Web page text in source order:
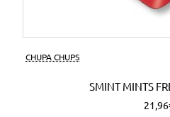
CHUPA CHUPS
SMINT MINTS